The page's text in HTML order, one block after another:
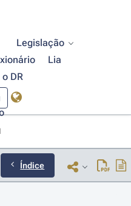
Legislação
Lia
DR
Índice